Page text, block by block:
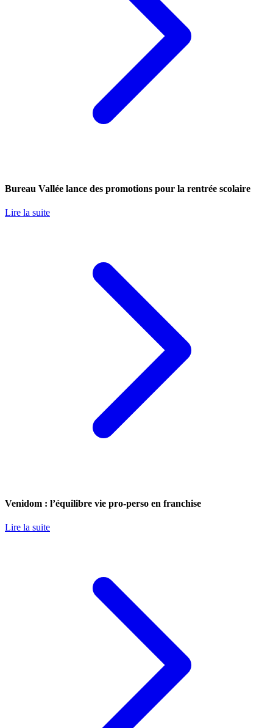
Bureau Vallée lance des promotions pour la rentrée scolaire
Lire la suite
Venidom : l’équilibre vie pro-perso en franchise
Lire la suite